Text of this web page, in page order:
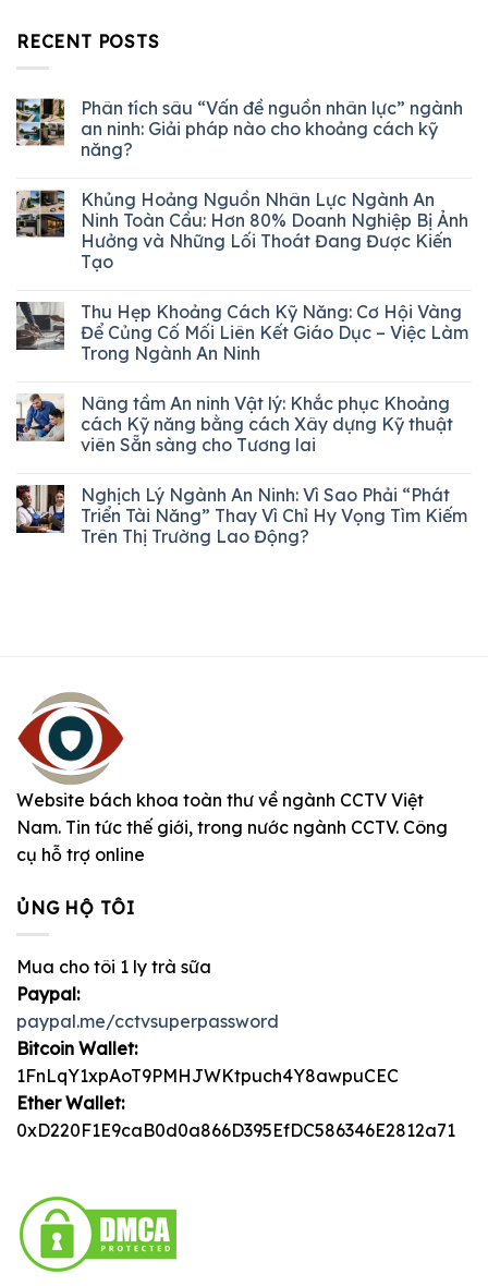
RECENT POSTS
Phân tích sâu “Vấn đề nguồn nhân lực” ngành
an ninh: Giải pháp nào cho khoảng cách kỹ
năng?
Khủng Hoảng Nguồn Nhân Lực Ngành An
Ninh Toàn Cầu: Hơn 80% Doanh Nghiệp Bị Ảnh
Hưởng và Những Lối Thoát Đang Được Kiến
Tạo
Thu Hẹp Khoảng Cách Kỹ Năng: Cơ Hội Vàng
Để Củng Cố Mối Liên Kết Giáo Dục – Việc Làm
Trong Ngành An Ninh
Nâng tầm An ninh Vật lý: Khắc phục Khoảng
cách Kỹ năng bằng cách Xây dựng Kỹ thuật
viên Sẵn sàng cho Tương lai
Nghịch Lý Ngành An Ninh: Vì Sao Phải “Phát
Triển Tài Năng” Thay Vì Chỉ Hy Vọng Tìm Kiếm
Trên Thị Trường Lao Động?
Website bách khoa toàn thư về ngành CCTV Việt
Nam. Tin tức thế giới, trong nước ngành CCTV. Công
cụ hỗ trợ online
ỦNG HỘ TÔI
Mua cho tôi 1 ly trà sữa
Paypal:
paypal.me/cctvsuperpassword
Bitcoin Wallet:
1FnLqY1xpAoT9PMHJWKtpuch4Y8awpuCEC
Ether Wallet:
0xD220F1E9caB0d0a866D395EfDC586346E2812a71